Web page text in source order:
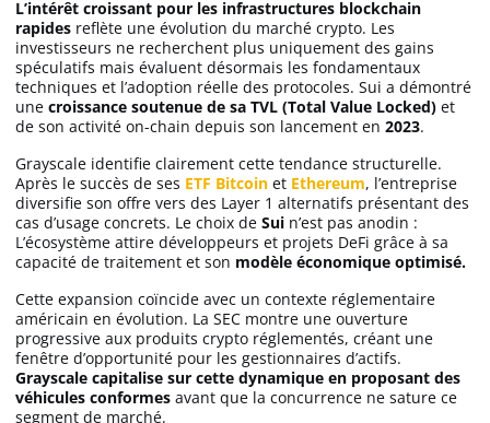
L’intérêt croissant pour les infrastructures blockchain
rapides reflète une évolution du marché crypto. Les
investisseurs ne recherchent plus uniquement des gains
spéculatifs mais évaluent désormais les fondamentaux
techniques et l’adoption réelle des protocoles. Sui a démontré
une croissance soutenue de sa TVL (Total Value Locked) et
de son activité on-chain depuis son lancement en 2023.
Grayscale identifie clairement cette tendance structurelle.
Après le succès de ses ETF Bitcoin et Ethereum, l’entreprise
diversifie son offre vers des Layer 1 alternatifs présentant des
cas d’usage concrets. Le choix de Sui n’est pas anodin :
L’écosystème attire développeurs et projets DeFi grâce à sa
capacité de traitement et son modèle économique optimisé.
Cette expansion coïncide avec un contexte réglementaire
américain en évolution. La SEC montre une ouverture
progressive aux produits crypto réglementés, créant une
fenêtre d’opportunité pour les gestionnaires d’actifs.
Grayscale capitalise sur cette dynamique en proposant des
véhicules conformes avant que la concurrence ne sature ce
segment de marché.